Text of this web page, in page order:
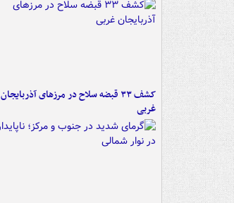
کشف ۳۳ قبضه سلاح در مرزهای آذربایجان
غربی